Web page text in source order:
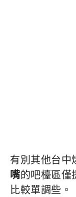
有別其他台中
嘴的吧檯區僅
比較單調些。